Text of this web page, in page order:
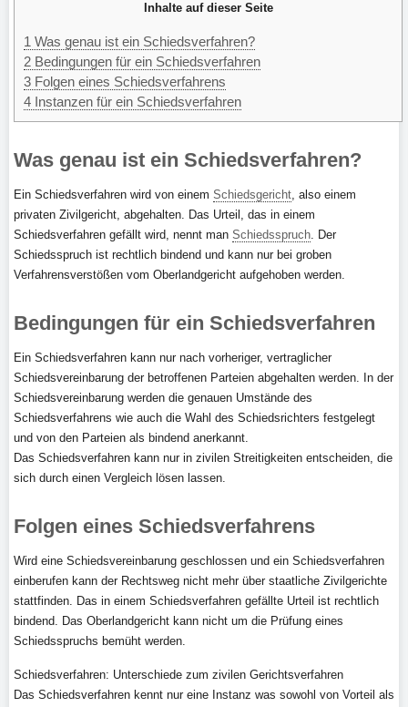
Inhalte auf dieser Seite
1 Was genau ist ein Schiedsverfahren?
2 Bedingungen für ein Schiedsverfahren
3 Folgen eines Schiedsverfahrens
4 Instanzen für ein Schiedsverfahren
Was genau ist ein Schiedsverfahren?
Ein Schiedsverfahren wird von einem Schiedsgericht, also einem
privaten Zivilgericht, abgehalten. Das Urteil, das in einem
Schiedsverfahren gefällt wird, nennt man Schiedsspruch. Der
Schiedsspruch ist rechtlich bindend und kann nur bei groben
Verfahrensverstößen vom Oberlandgericht aufgehoben werden.
Bedingungen für ein Schiedsverfahren
Ein Schiedsverfahren kann nur nach vorheriger, vertraglicher
Schiedsvereinbarung der betroffenen Parteien abgehalten werden. In der
Schiedsvereinbarung werden die genauen Umstände des
Schiedsverfahrens wie auch die Wahl des Schiedsrichters festgelegt
und von den Parteien als bindend anerkannt.
Das Schiedsverfahren kann nur in zivilen Streitigkeiten entscheiden, die
sich durch einen Vergleich lösen lassen.
Folgen eines Schiedsverfahrens
Wird eine Schiedsvereinbarung geschlossen und ein Schiedsverfahren
einberufen kann der Rechtsweg nicht mehr über staatliche Zivilgerichte
stattfinden. Das in einem Schiedsverfahren gefällte Urteil ist rechtlich
bindend. Das Oberlandgericht kann nicht um die Prüfung eines
Schiedsspruchs bemüht werden.
Schiedsverfahren: Unterschiede zum zivilen Gerichtsverfahren
Das Schiedsverfahren kennt nur eine Instanz was sowohl von Vorteil als